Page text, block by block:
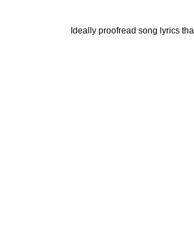
Ideally proofread song lyrics